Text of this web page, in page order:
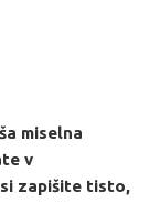
miselna
v
zapišite tisto,